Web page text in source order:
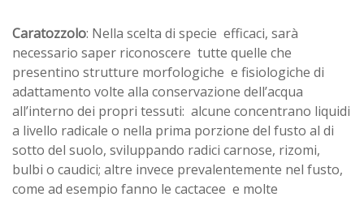
Caratozzolo: Nella scelta di specie efficaci, sarà
necessario saper riconoscere tutte quelle che
presentino strutture morfologiche e fisiologiche di
adattamento volte alla conservazione dell’acqua
all’interno dei propri tessuti: alcune concentrano liquidi
a livello radicale o nella prima porzione del fusto al di
sotto del suolo, sviluppando radici carnose, rizomi,
bulbi o caudici; altre invece prevalentemente nel fusto,
come ad esempio fanno le cactacee e molte